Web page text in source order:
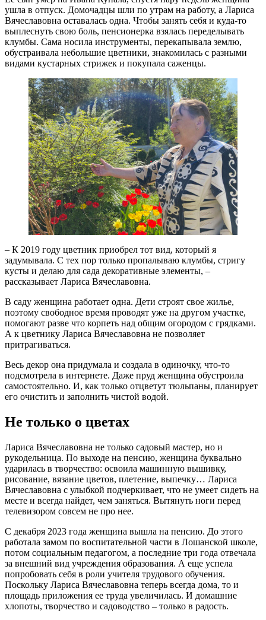
ушла в отпуск. Домочадцы шли по утрам на работу, а Лариса
Вячеславовна оставалась одна. Чтобы занять себя и куда-то
выплеснуть свою боль, пенсионерка взялась переделывать
клумбы. Сама носила инструменты, перекапывала землю,
обустраивала небольшие цветники, знакомилась с разными
видами кустарных стрижек и покупала саженцы.
– К 2019 году цветник приобрел тот вид, который я
задумывала. С тех пор только пропалываю клумбы, стригу
кусты и делаю для сада декоративные элементы, –
рассказывает Лариса Вячеславовна.
В саду женщина работает одна. Дети строят свое жилье,
поэтому свободное время проводят уже на другом участке,
помогают разве что корпеть над общим огородом с грядками.
А к цветнику Лариса Вячеславовна не позволяет
притрагиваться.
Весь декор она придумала и создала в одиночку, что-то
подсмотрела в интернете. Даже пруд женщина обустроила
самостоятельно. И, как только отцветут тюльпаны, планирует
его очистить и заполнить чистой водой.
Не только о цветах
Лариса Вячеславовна не только садовый мастер, но и
рукодельница. По выходе на пенсию, женщина буквально
ударилась в творчество: освоила машинную вышивку,
рисование, вязание цветов, плетение, выпечку… Лариса
Вячеславовна с улыбкой подчеркивает, что не умеет сидеть на
месте и всегда найдет, чем заняться. Вытянуть ноги перед
телевизором совсем не про нее.
С декабря 2023 года женщина вышла на пенсию. До этого
работала замом по воспитательной части в Лошанской школе,
потом социальным педагогом, а последние три года отвечала
за внешний вид учреждения образования. А еще успела
попробовать себя в роли учителя трудового обучения.
Поскольку Лариса Вячеславовна теперь всегда дома, то и
площадь приложения ее труда увеличилась. И домашние
хлопоты, творчество и садоводство – только в радость.